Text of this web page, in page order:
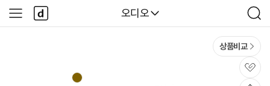
다나와
오디오
검
색
사
이
다
나
와
상품비교
관